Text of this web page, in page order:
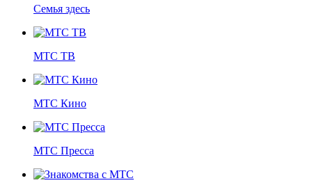
Семья здесь
МТС ТВ
МТС Кино
МТС Пресса